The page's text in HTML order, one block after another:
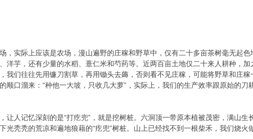
，实际上应该是农场，漫山遍野的庄稼和野草中，仅有二十多亩茶树毫无起
洋芋，还有少量的水稻、薏仁米和芍药等。近两百亩土地仅二十来人耕种，
我们往往先用镰刀割草，再用锄头去薅，否则看不见庄稼，可能将野草和庄
顺口溜来：“种他一大坡，只收几大萝”，实际上，我们的生产效率跟原始的刀
让人记忆深刻的是“打疙兜”，就是挖树桩。六洞顶一带原本植被茂密，满山
光秃秃的荒凉和遍地狼藉的“疙兜”树桩。山上已经找不到一根柴禾，我们烧火